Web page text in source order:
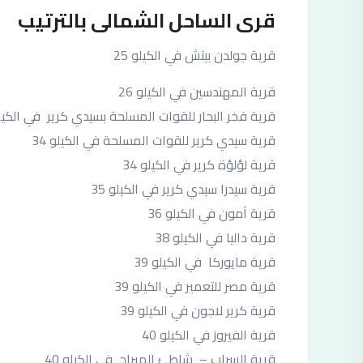
قرى الساحل الشمالى بالترتيب
قرية جولدن بيتش في الكيلو 25
قرية المهندسين في الكيلو 26
قرية فخر البحار للقوات المسلحة بسيدي كرير في
قرية سيدي كرير للقوات المسلحة في الكيلو 34
قرية لؤلؤة كرير في الكيلو 34
قرية سيدرا سيدي كرير في الكيلو 35
قرية آمون في الكيلو 36
قرية داليا في الكيلو 38
قرية مايوركا في الكيلو 39
قرية مصر للتعمير في الكيلو 39
قرية كرير لاجون في الكيلو 39
قرية الفيروز في الكيلو 40